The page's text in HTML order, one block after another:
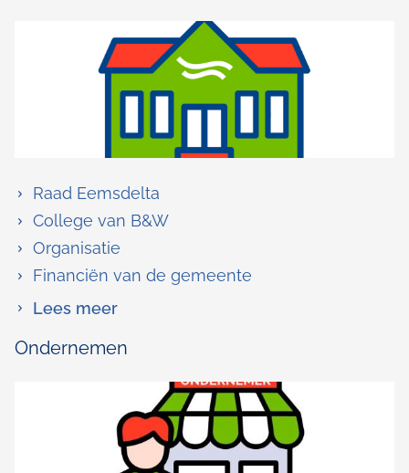
Raad Eemsdelta
College van B&W
Organisatie
Financiën van de gemeente
Lees meer
over
Ondernemen